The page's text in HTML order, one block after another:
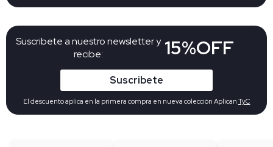
Suscribete a nuestro newsletter y
recibe:
15%OFF
Suscribete
El descuento aplica en la primera compra en nueva colección Aplican TyC